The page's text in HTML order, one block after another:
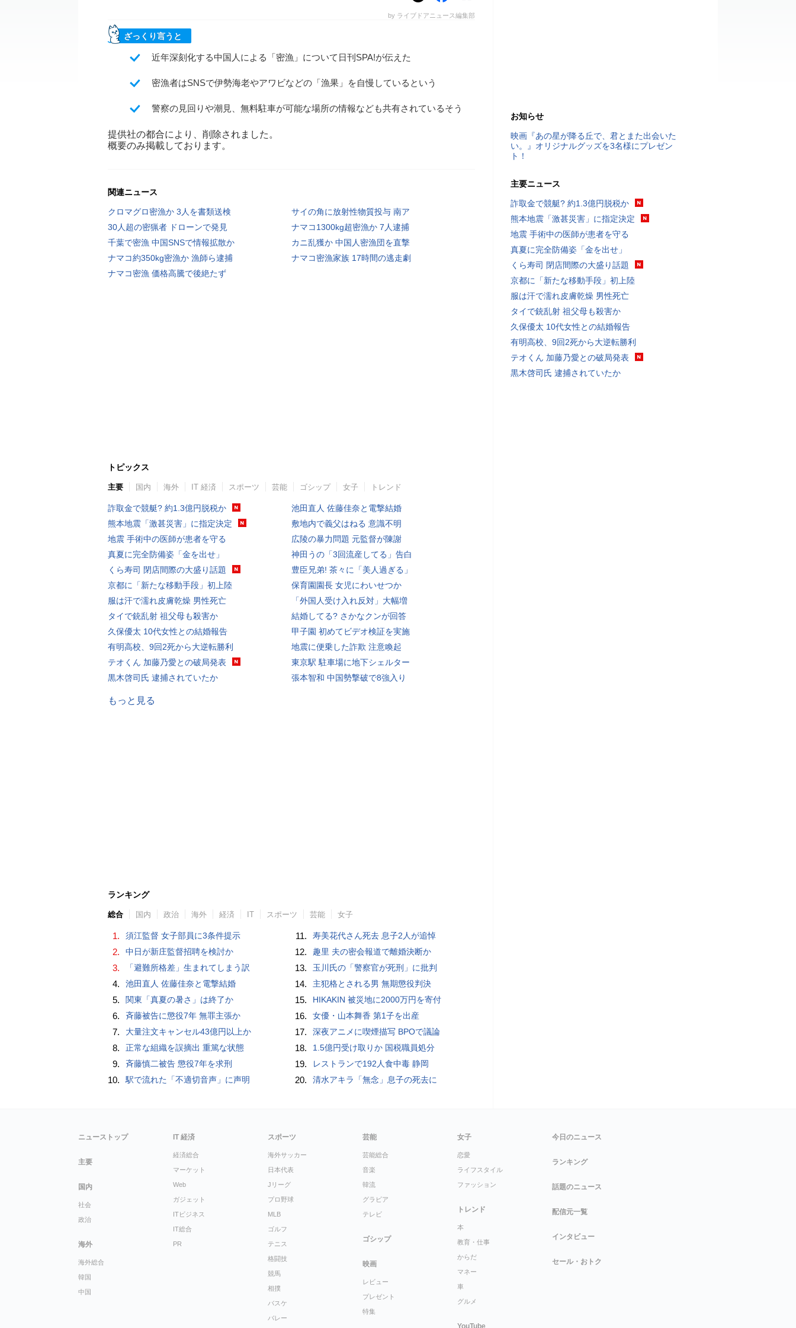
by ライブドアニュース編集部
ざっくり言うと
近年深刻化する中国人による「密漁」について日刊SPA!が伝えた
密漁者はSNSで伊勢海老やアワビなどの「漁果」を自慢しているという
警察の見回りや潮見、無料駐車が可能な場所の情報なども共有されているそう
提供社の都合により、削除されました。
概要のみ掲載しております。
関連ニュース
クロマグロ密漁か 3人を書類送検
サイの角に放射性物質投与 南ア
30人超の密猟者 ドローンで発見
ナマコ1300kg超密漁か 7人逮捕
千葉で密漁 中国SNSで情報拡散か
カニ乱獲か 中国人密漁団を直撃
ナマコ約350kg密漁か 漁師ら逮捕
ナマコ密漁家族 17時間の逃走劇
ナマコ密漁 価格高騰で後絶たず
トピックス
主要 国内 海外 IT 経済 スポーツ 芸能 ゴシップ 女子 トレンド
詐取金で競艇? 約1.3億円脱税か
熊本地震「激甚災害」に指定決定
地震 手術中の医師が患者を守る
真夏に完全防備姿「金を出せ」
くら寿司 閉店間際の大盛り話題
京都に「新たな移動手段」初上陸
服は汗で濡れ皮膚乾燥 男性死亡
タイで銃乱射 祖父母も殺害か
久保優太 10代女性との結婚報告
有明高校、9回2死から大逆転勝利
テオくん 加藤乃愛との破局発表
黒木啓司氏 逮捕されていたか
池田直人 佐藤佳奈と電撃結婚
敷地内で義父はねる 意識不明
広陵の暴力問題 元監督が陳謝
神田うの「3回流産してる」告白
豊臣兄弟! 茶々に「美人過ぎる」
保育園園長 女児にわいせつか
「外国人受け入れ反対」大幅増
結婚してる? さかなクンが回答
甲子園 初めてビデオ検証を実施
地震に便乗した詐欺 注意喚起
東京駅 駐車場に地下シェルター
張本智和 中国勢撃破で8強入り
もっと見る
ランキング
総合 国内 政治 海外 経済 IT スポーツ 芸能 女子
1. 須江監督 女子部員に3条件提示
2. 中日が新庄監督招聘を検討か
3. 「避難所格差」生まれてしまう訳
4. 池田直人 佐藤佳奈と電撃結婚
5. 関東「真夏の暑さ」は終了か
6. 斉藤被告に懲役7年 無罪主張か
7. 大量注文キャンセル43億円以上か
8. 正常な組織を誤摘出 重篤な状態
9. 斉藤慎二被告 懲役7年を求刑
10. 駅で流れた「不適切音声」に声明
11. 寿美花代さん死去 息子2人が追悼
12. 趣里 夫の密会報道で離婚決断か
13. 玉川氏の「警察官が死刑」に批判
14. 主犯格とされる男 無期懲役判決
15. HIKAKIN 被災地に2000万円を寄付
16. 女優・山本舞香 第1子を出産
17. 深夜アニメに喫煙描写 BPOで議論
18. 1.5億円受け取りか 国税職員処分
19. レストランで192人食中毒 静岡
20. 清水アキラ「無念」息子の死去に
お知らせ
映画『あの星が降る丘で、君とまた出会いた
い。』オリジナルグッズを3名様にプレゼン
ト！
主要ニュース
詐取金で競艇? 約1.3億円脱税か
熊本地震「激甚災害」に指定決定
地震 手術中の医師が患者を守る
真夏に完全防備姿「金を出せ」
くら寿司 閉店間際の大盛り話題
京都に「新たな移動手段」初上陸
服は汗で濡れ皮膚乾燥 男性死亡
タイで銃乱射 祖父母も殺害か
久保優太 10代女性との結婚報告
有明高校、9回2死から大逆転勝利
テオくん 加藤乃愛との破局発表
黒木啓司氏 逮捕されていたか
ニューストップ
主要
国内
社会
政治
海外
海外総合
韓国
中国
IT 経済
経済総合
マーケット
Web
ガジェット
ITビジネス
IT総合
PR
スポーツ
海外サッカー
日本代表
Jリーグ
プロ野球
MLB
ゴルフ
テニス
格闘技
競馬
相撲
バスケ
バレー
芸能
芸能総合
音楽
韓流
グラビア
テレビ
ゴシップ
映画
レビュー
プレゼント
特集
女子
恋愛
ライフスタイル
ファッション
トレンド
本
教育・仕事
からだ
マネー
車
グルメ
YouTube
今日のニュース
ランキング
話題のニュース
配信元一覧
インタビュー
セール・おトク